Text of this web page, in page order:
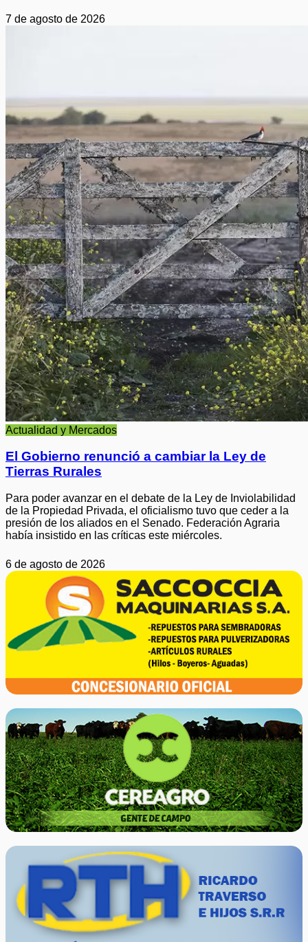
7 de agosto de 2026
Actualidad y Mercados
El Gobierno renunció a cambiar la Ley de
Tierras Rurales
Para poder avanzar en el debate de la Ley de Inviolabilidad
de la Propiedad Privada, el oficialismo tuvo que ceder a la
presión de los aliados en el Senado. Federación Agraria
había insistido en las críticas este miércoles.
6 de agosto de 2026